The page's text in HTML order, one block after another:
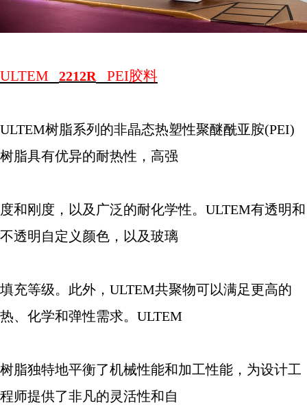
ULTEM 2212R PEI胶料
ULTEM树脂系列的非晶态热塑性聚醚酰亚胺(PEI)
树脂具有优异的耐热性，高强
度和刚度，以及广泛的耐化学性。 ULTEM有透明和
不透明自定义颜色，以及玻璃
填充等级。此外， ULTEM共聚物可以满足更高的
热、化学和弹性需求。 ULTEM
树脂独特地平衡了机械性能和加工性能，为设计工
程师提供了非凡的灵活性和自